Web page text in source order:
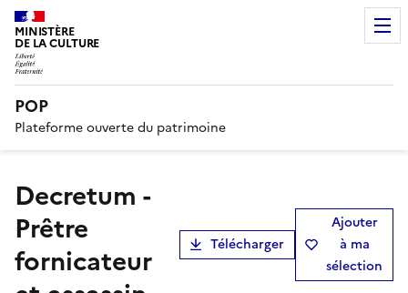
MINISTÈRE
DE LA CULTURE
POP
Plateforme ouverte du patrimoine
Decretum -
Prêtre
fornicateur
Télécharger
Ajouter
à ma
sélection